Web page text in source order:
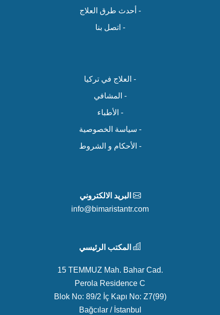
- أحدث طرق العلاج
- اتصل بنا
- العلاج في تركيا
- المشافي
- الأطباء
- سياسة الخصوصية
- الأحكام و الشروط
البريد الالكتروني
info@bimaristantr.com
المكتب الرئيسي
15 TEMMUZ Mah. Bahar Cad.
Perola Residence C
Blok No: 89/2 İç Kapı No: Z7(99)
Bağcılar / İstanbul